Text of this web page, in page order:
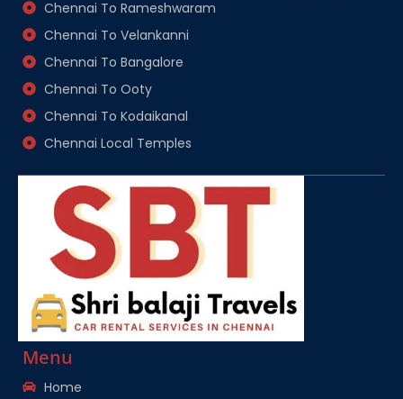
Chennai To Rameshwaram
Chennai To Velankanni
Chennai To Bangalore
Chennai To Ooty
Chennai To Kodaikanal
Chennai Local Temples
Menu
Home